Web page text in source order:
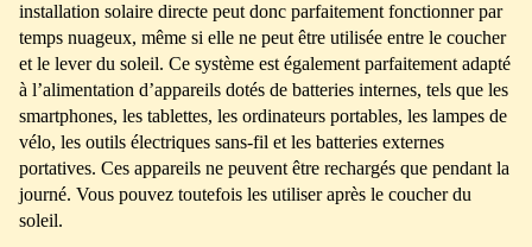
installation solaire directe peut donc parfaitement fonctionner par
temps nuageux, même si elle ne peut être utilisée entre le coucher
et le lever du soleil. Ce système est également parfaitement adapté
à l’alimentation d’appareils dotés de batteries internes, tels que les
smartphones, les tablettes, les ordinateurs portables, les lampes de
vélo, les outils électriques sans-fil et les batteries externes
portatives. Ces appareils ne peuvent être rechargés que pendant la
journé. Vous pouvez toutefois les utiliser après le coucher du
soleil.